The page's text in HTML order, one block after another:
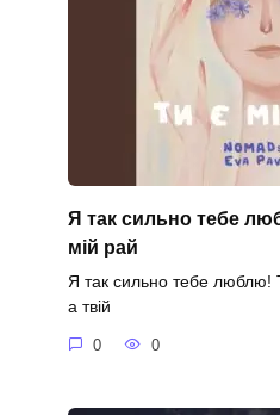
Я так сильно тебе
мій рай
Я так сильно тебе люблю!
а твій
0 0